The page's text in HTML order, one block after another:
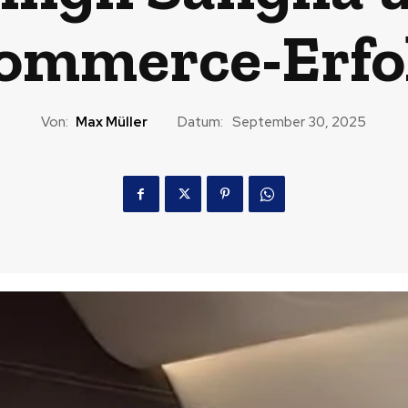
Von: Max Müller Datum: September 30, 2025